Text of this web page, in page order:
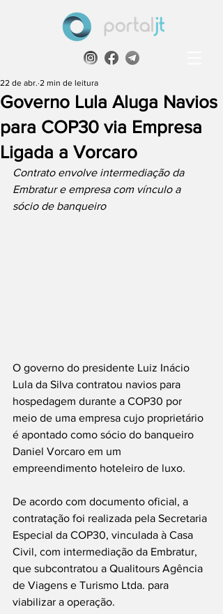
Governo Lula Aluga Navios
para COP30 via Empresa
Ligada a Vorcaro
22 de abr. 2 min de leitura
Contrato envolve intermediação da
Embratur e empresa com vínculo a
sócio de banqueiro
O governo do presidente Luiz Inácio
Lula da Silva contratou navios para
hospedagem durante a COP30 por
meio de uma empresa cujo proprietário
é apontado como sócio do banqueiro
Daniel Vorcaro em um
empreendimento hoteleiro de luxo.
De acordo com documento oficial, a
contratação foi realizada pela Secretaria
Especial da COP30, vinculada à Casa
Civil, com intermediação da Embratur,
que subcontratou a Qualitours Agência
de Viagens e Turismo Ltda. para
viabilizar a operação.